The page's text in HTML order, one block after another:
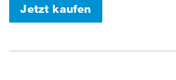
Jetzt kaufen